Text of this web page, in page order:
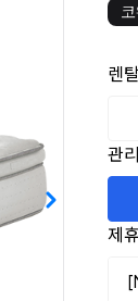
옵
렌
렌
관
제